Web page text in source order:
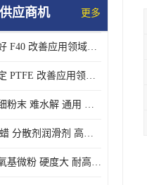
蜡粉
应商机 更多
自润性好 F40 改善应用领域的耐热性 滑润性
运行稳定 PTFE 改善应用领域的耐热性 滑润性
聚乙烯细粉末 难水解 通用 氟茂
浙江PE蜡 分散剂润滑剂 高低熔点
聚氟烷氧基微粉 硬度大 耐高温性能好 良好的不粘性 功能性涂料